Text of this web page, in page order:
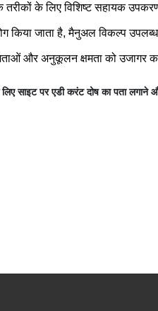
तरीकों के लिए विशिष्ट सहायक
किया जाता है, मैनुअल विकल्प
और अनुकूलन क्षमता को उजागर
साइट पर एडी करंट दोष का पता लगाने